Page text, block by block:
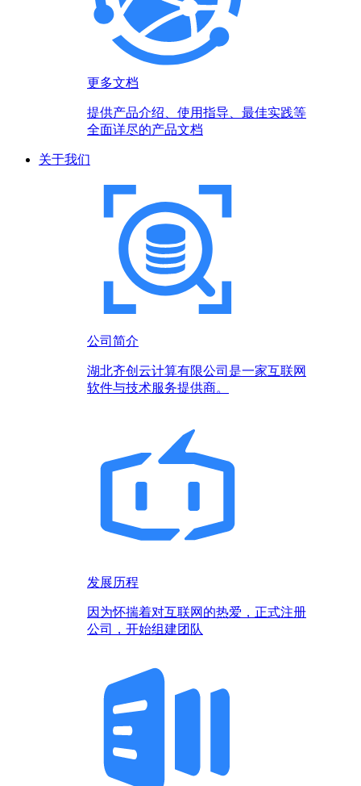
更多文档
提供产品介绍、使用指导、最佳实践等
全面详尽的产品文档
关于我们
公司简介
湖北齐创云计算有限公司是一家互联网
软件与技术服务提供商。
发展历程
因为怀揣着对互联网的热爱，正式注册
公司，开始组建团队